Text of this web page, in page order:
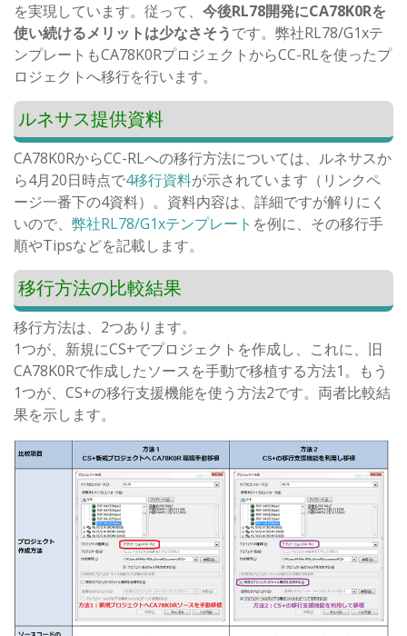
を実現しています。従って、 今後RL78開発にCA78K0Rを
使い続けるメリットは少なさそうです。弊社RL78/G1xテ
ンプレートもCA78K0RプロジェクトからCC-RLを使ったプ
ロジェクトへ移行を行います。
ルネサス提供資料
CA78K0RからCC-RLへの移行方法については、ルネサスか
ら4月20日時点で4移行資料が示されています（リンクペ
ージ一番下の4資料）。資料内容は、詳細ですが解りにく
いので、 弊社RL78/G1xテンプレート を例に、その移行手
順やTipsなどを記載します。
移行方法の比較結果
移行方法は、2つあります。
1つが、新規にCS+でプロジェクトを作成し、これに、旧
CA78K0Rで作成したソースを手動で移植する方法1。もう
1つが、CS+の移行支援機能を使う方法2です。両者比較結
果を示します。